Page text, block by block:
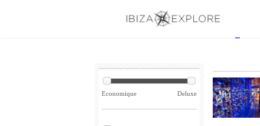
Economique Deluxe